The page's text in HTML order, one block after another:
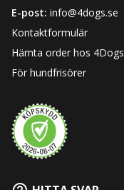
E-post: info@4dogs.se
Kontaktformulär
Hämta order hos 4Dogs
För hundfrisörer